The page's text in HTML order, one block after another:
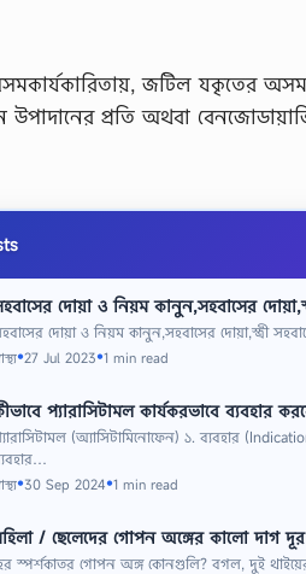
জটিল যকৃতের
প্রতি অথবা
দোয়া ও নিয়ম কানুন,সহবাসের
দোয়া ও নিয়ম কানুন,সহবাসের দোয়া,স্ত্রী
●27 Jul 2023●1 min read
প্যারাসিটামল কার্যকরভাবে ব্যবহার
(অ্যাসিটামিনোফেন) ১. ব্যবহার
●30 Sep 2024●1 min read
/ ছেলেদের গোপন অঙ্গের কালো দাগ
স্পর্শকাতর গোপন অঙ্গ কোনগুলি? বগল, দুই